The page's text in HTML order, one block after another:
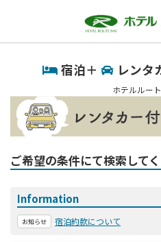
宿泊＋ レンタ
ホテルルー
ご希望の条件にて検索して
Information
お知らせ 宿泊約款について